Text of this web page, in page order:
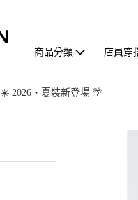
商品分類 店員穿
☀️ 2026・夏裝新登場 🌴